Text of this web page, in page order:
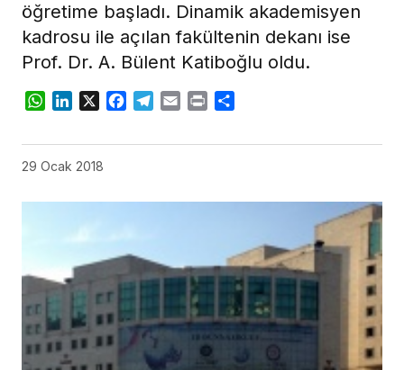
öğretime başladı. Dinamik akademisyen
kadrosu ile açılan fakültenin dekanı ise
Prof. Dr. A. Bülent Katiboğlu oldu.
WhatsApp
LinkedIn
X Facebook
Telegram
Email Print
29 Ocak 2018